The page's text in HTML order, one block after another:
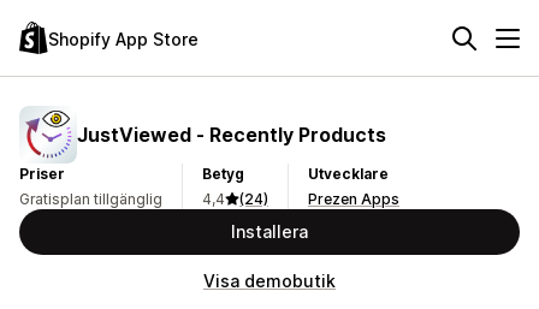
Shopify App Store
JustViewed ‑ Recently Products
Priser
Gratisplan tillgänglig
Betyg
4,4
(24)
Utvecklare
Prezen Apps
Installera
Visa demobutik